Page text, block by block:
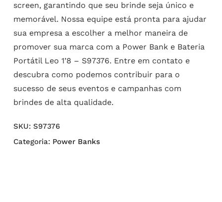
screen, garantindo que seu brinde seja único e
memorável. Nossa equipe está pronta para ajudar
sua empresa a escolher a melhor maneira de
promover sua marca com a Power Bank e Bateria
Portátil Leo 1’8 – S97376. Entre em contato e
descubra como podemos contribuir para o
sucesso de seus eventos e campanhas com
brindes de alta qualidade.
SKU: S97376
Categoria: Power Banks